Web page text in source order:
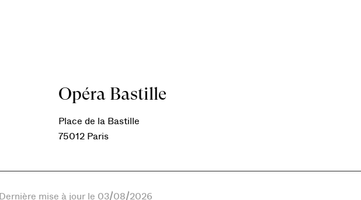
Opéra Bastille
Place de la Bastille
75012 Paris
Dernière mise à jour le 03/08/2026